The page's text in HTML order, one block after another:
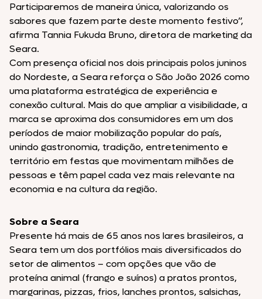
Participaremos de maneira única, valorizando os
sabores que fazem parte deste momento festivo”,
afirma Tannia Fukuda Bruno, diretora de marketing da
Seara.
Com presença oficial nos dois principais polos juninos
do Nordeste, a Seara reforça o São João 2026 como
uma plataforma estratégica de experiência e
conexão cultural. Mais do que ampliar a visibilidade, a
marca se aproxima dos consumidores em um dos
períodos de maior mobilização popular do país,
unindo gastronomia, tradição, entretenimento e
território em festas que movimentam milhões de
pessoas e têm papel cada vez mais relevante na
economia e na cultura da região.
Sobre a Seara
Presente há mais de 65 anos nos lares brasileiros, a
Seara tem um dos portfólios mais diversificados do
setor de alimentos – com opções que vão de
proteína animal (frango e suínos) a pratos prontos,
margarinas, pizzas, frios, lanches prontos, salsichas,